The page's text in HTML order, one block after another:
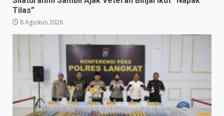
Tilas”
8 Agustus 2026